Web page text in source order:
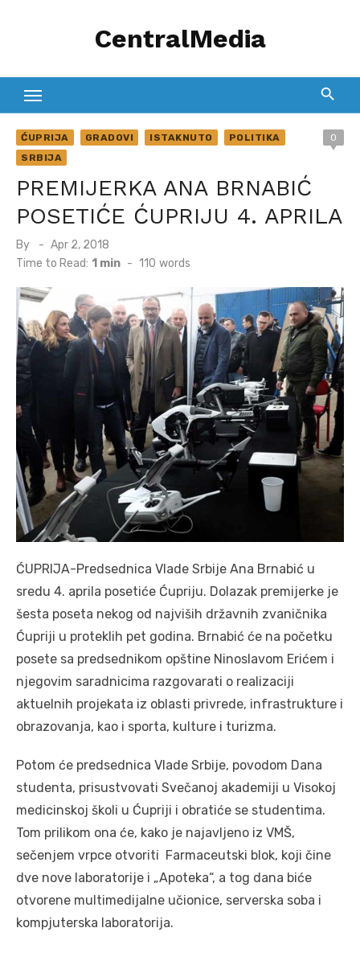
CentralMedia
ĆUPRIJA GRADOVI ISTAKNUTO
POLITIKA
SRBIJA
0
PREMIJERKA ANA BRNABIĆ
POSETIĆE ĆUPRIJU 4. APRILA
By
Posted
on
Apr 2, 2018
Time to Read: 1 min - 110 words
ĆUPRIJA-Predsednica Vlade Srbije Ana Brnabić u
sredu 4. aprila posetiće Ćupriju. Dolazak premijerke je
šesta poseta nekog od najviših državnih zvaničnika
Ćupriji u proteklih pet godina. Brnabić će na početku
posete sa predsednikom opštine Ninoslavom Erićem i
njegovim saradnicima razgovarati o realizaciji
aktuelnih projekata iz oblasti privrede, infrastrukture i
obrazovanja, kao i sporta, kulture i turizma.
Potom će predsednica Vlade Srbije, povodom Dana
studenta, prisustvovati Svečanoj akademiji u Visokoj
medicinskoj školi u Ćupriji i obratiće se studentima.
Tom prilikom ona će, kako je najavljeno iz VMŠ,
sečenjem vrpce otvoriti Farmaceutski blok, koji čine
dve nove laboratorije i „Apoteka“, a tog dana biće
otvorene multimedijalne učionice, serverska soba i
kompjuterska laboratorija.